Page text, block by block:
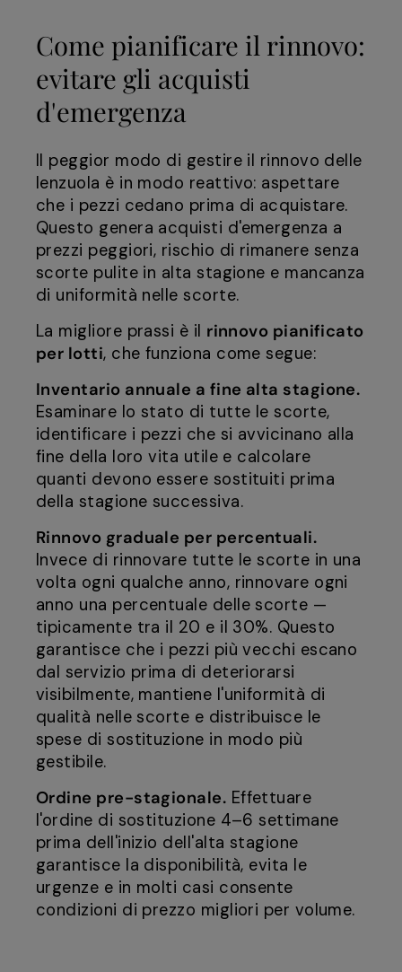
Come pianificare il rinnovo:
evitare gli acquisti
d'emergenza
Il peggior modo di gestire il rinnovo delle
lenzuola è in modo reattivo: aspettare
che i pezzi cedano prima di acquistare.
Questo genera acquisti d'emergenza a
prezzi peggiori, rischio di rimanere senza
scorte pulite in alta stagione e mancanza
di uniformità nelle scorte.
La migliore prassi è il rinnovo pianificato
per lotti, che funziona come segue:
Inventario annuale a fine alta stagione.
Esaminare lo stato di tutte le scorte,
identificare i pezzi che si avvicinano alla
fine della loro vita utile e calcolare
quanti devono essere sostituiti prima
della stagione successiva.
Rinnovo graduale per percentuali.
Invece di rinnovare tutte le scorte in una
volta ogni qualche anno, rinnovare ogni
anno una percentuale delle scorte —
tipicamente tra il 20 e il 30%. Questo
garantisce che i pezzi più vecchi escano
dal servizio prima di deteriorarsi
visibilmente, mantiene l'uniformità di
qualità nelle scorte e distribuisce le
spese di sostituzione in modo più
gestibile.
Ordine pre-stagionale. Effettuare
l'ordine di sostituzione 4–6 settimane
prima dell'inizio dell'alta stagione
garantisce la disponibilità, evita le
urgenze e in molti casi consente
condizioni di prezzo migliori per volume.